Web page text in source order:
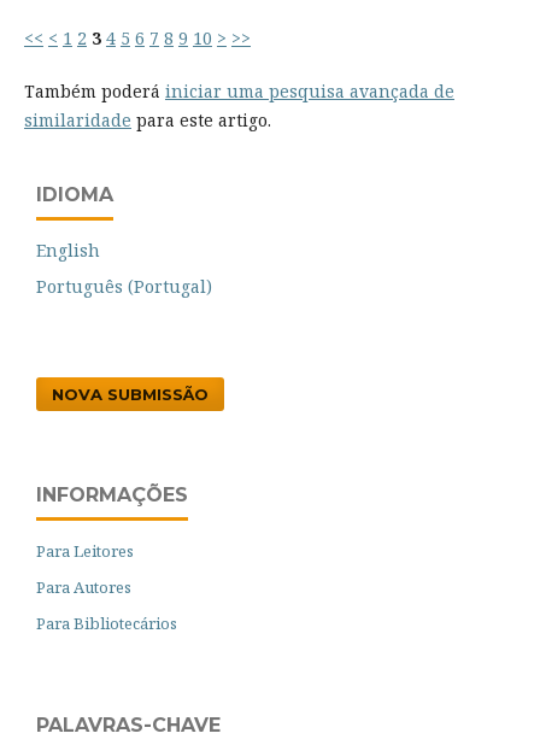
<< < 1 2 3 4 5 6 7 8 9 10 > >>
Também poderá iniciar uma pesquisa avançada de
similaridade para este artigo.
IDIOMA
English
Português (Portugal)
NOVA SUBMISSÃO
INFORMAÇÕES
Para Leitores
Para Autores
Para Bibliotecários
PALAVRAS-CHAVE